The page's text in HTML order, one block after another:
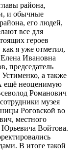
района,
и обычные
его людей,
все для
героев
я уже отметил,
Елена Ивановна
председатель
а также
ещё неоценимую
Романович
музея
Роговской во
местного
Юрьевича Войтова.
В итоге такой